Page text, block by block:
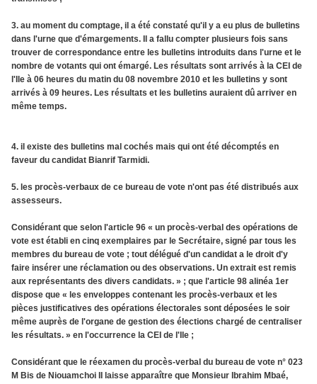
3. au moment du comptage, il a été constaté qu'il y a eu plus de bulletins
dans l'urne que d'émargements. Il a fallu compter plusieurs fois sans
trouver de correspondance entre les bulletins introduits dans l'urne et le
nombre de votants qui ont émargé. Les résultats sont arrivés à la CEI de
l'Ile à 06 heures du matin du 08 novembre 2010 et les bulletins y sont
arrivés à 09 heures. Les résultats et les bulletins auraient dû arriver en
même temps.
4. il existe des bulletins mal cochés mais qui ont été décomptés en
faveur du candidat Bianrif Tarmidi.
5. les procès-verbaux de ce bureau de vote n'ont pas été distribués aux
assesseurs.
Considérant que selon l'article 96 « un procès-verbal des opérations de
vote est établi en cinq exemplaires par le Secrétaire, signé par tous les
membres du bureau de vote ; tout délégué d'un candidat a le droit d'y
faire insérer une réclamation ou des observations. Un extrait est remis
aux représentants des divers candidats. » ; que l'article 98 alinéa 1er
dispose que « les enveloppes contenant les procès-verbaux et les
pièces justificatives des opérations électorales sont déposées le soir
même auprès de l'organe de gestion des élections chargé de centraliser
les résultats. » en l'occurrence la CEI de l'Ile ;
Considérant que le réexamen du procès-verbal du bureau de vote n° 023
M Bis de Niouamchoi II laisse apparaître que Monsieur Ibrahim Mbaé,